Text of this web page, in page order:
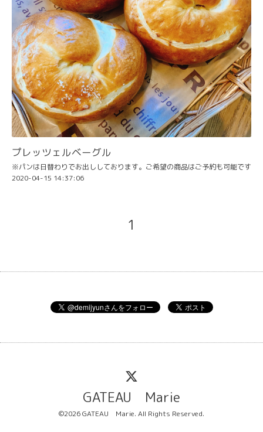
プレッツェルベーグル
※パンは日替わりでお出ししております。ご希望の商品はご予約も可能です
2020-04-15 14:37:06
1
GATEAU Marie
©2026GATEAU Marie. All Rights Reserved.